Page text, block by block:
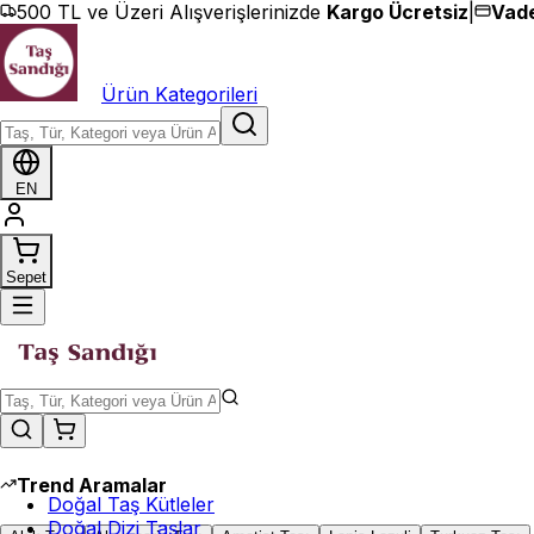
İçeriğe geç
500 TL ve Üzeri Alışverişlerinizde Kargo Ücretsiz
Ürün Kategorileri
EN
Sepet
Trend Aramalar
Doğal Taş Kütleler
Doğal Dizi Taşlar